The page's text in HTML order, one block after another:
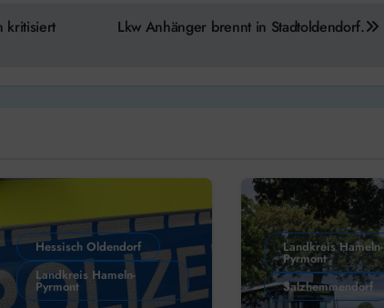
kritisiert
Lkw Anhänger brennt in Stadtoldendorf.
Hessisch Oldendorf
Landkreis Hameln-
Pyrmont
Landkreis Hameln-
Pyrmont
Salzhemmendorf